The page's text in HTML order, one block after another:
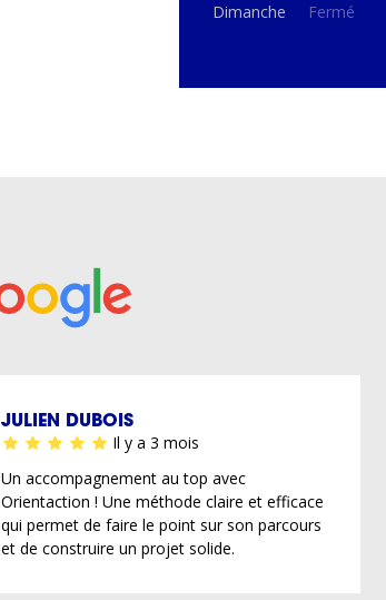
Dimanche
Fermé
JULIEN DUBOIS
Il y a 3 mois
Un accompagnement au top avec
Orientaction ! Une méthode claire et efficace
qui permet de faire le point sur son parcours
et de construire un projet solide.